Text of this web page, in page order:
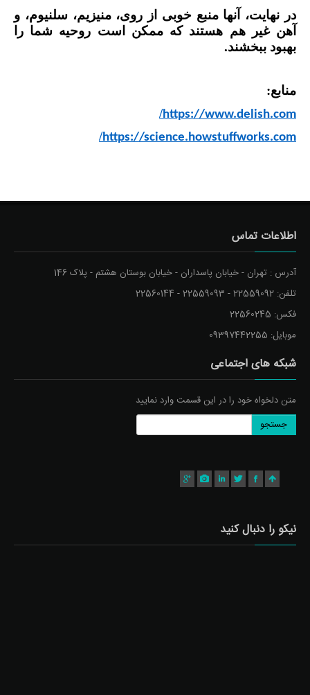
در نهایت، آنها منبع خوبی از روی، منیزیم، سلنیوم، و
آهن غیر هم هستند که ممکن است روحیه شما را
بهبود ببخشند.
منابع:
https://www.delish.com
/
https://science.howstuffworks.com
/
اطلاعات تماس
آدرس : تهران - خیابان پاسداران - خیابان بوستان هشتم - پلاک 146
تلفن: 22559092 - 22559093 - 22560144
فکس: 22560245
موبایل: 09397442255
شبکه های اجتماعی
متن دلخواه خود را در این قسمت وارد نمایید
جستجو
نیکو را دنبال کنید